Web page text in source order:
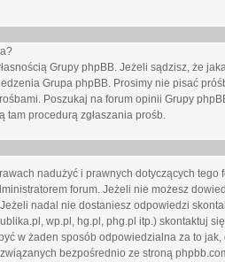
Grupy phpBB. Jeżeli sądzisz, że
Grupa phpBB. Prosimy nie pisać
Poszukaj na forum opinii Grupy
tam procedurą zgłaszania prośb.
nadużyć i prawnych dotyczących tego
forum. Jeżeli nie możesz
nadal nie dostaniesz odpowiedzi
wp.pl, hg.pl, phg.pl itp.) skontaktuj
w żaden sposób odpowiedzialna za to
bezpośrednio ze stroną